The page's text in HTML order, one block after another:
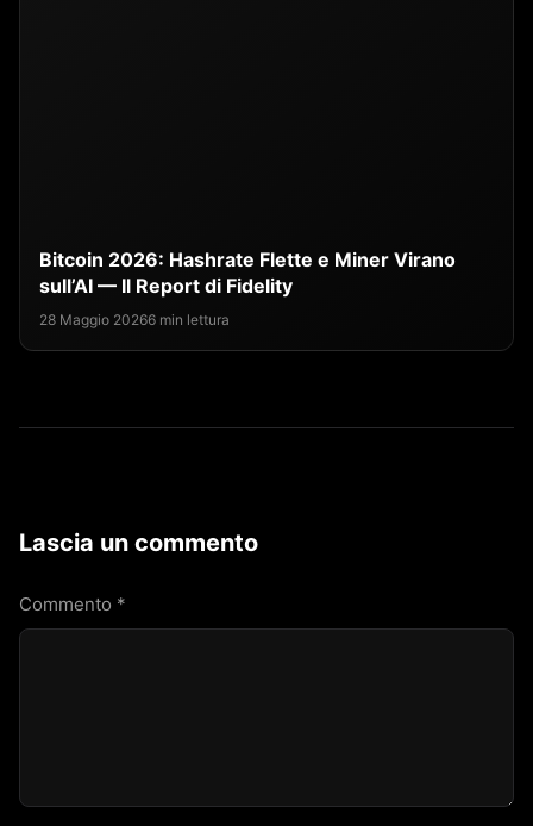
Bitcoin 2026: Hashrate Flette e Miner Virano
sull’AI — Il Report di Fidelity
28 Maggio 20266 min lettura
Lascia un commento
Commento *